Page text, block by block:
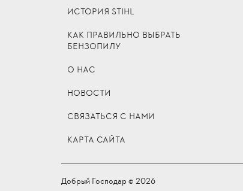
ИСТОРИЯ STIHL
КАК ПРАВИЛЬНО ВЫБРАТЬ
БЕНЗОПИЛУ
О НАС
НОВОСТИ
СВЯЗАТЬСЯ С НАМИ
КАРТА САЙТА
Добрый Господар © 2026